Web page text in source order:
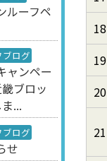
ルーフペ
ブログ
ャンペー
ブロッ
...
ブログ
せ
18
19
20
21